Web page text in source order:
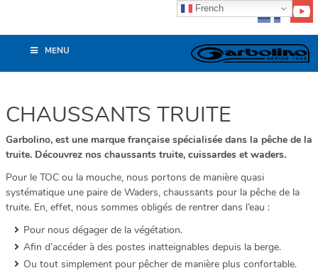
MENU
CHAUSSANTS TRUITE
Garbolino, est une marque française spécialisée dans la pêche de la
truite. Découvrez nos chaussants truite, cuissardes et waders.
Pour le TOC ou la mouche, nous portons de manière quasi
systématique une paire de Waders, chaussants pour la pêche de la
truite. En, effet, nous sommes obligés de rentrer dans l’eau :
Pour nous dégager de la végétation.
Afin d’accéder à des postes inatteignables depuis la berge.
Ou tout simplement pour pêcher de manière plus confortable.
French